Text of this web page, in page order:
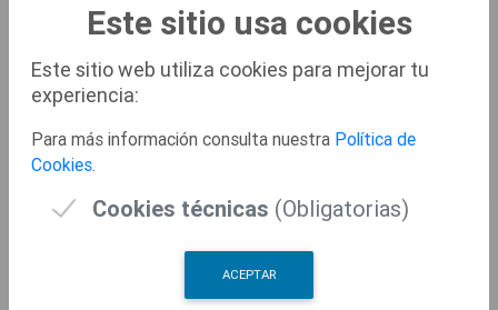
Portal de Transparencia
Consultas, quejas y sugerencias - Canal de denuncias
Descarga de Instancias y Solicitudes
Oficinas de Registro y Horarios de Atención
Interrupciones del Servicio
Tablón electrónico
Consulte los actos y documentos publicados por medios
Este sitio usa cookies
Este sitio web utiliza cookies para mejorar tu
experiencia:
Para más información consulta nuestra Política de
Cookies.
Cookies técnicas (Obligatorias)
ACEPTAR